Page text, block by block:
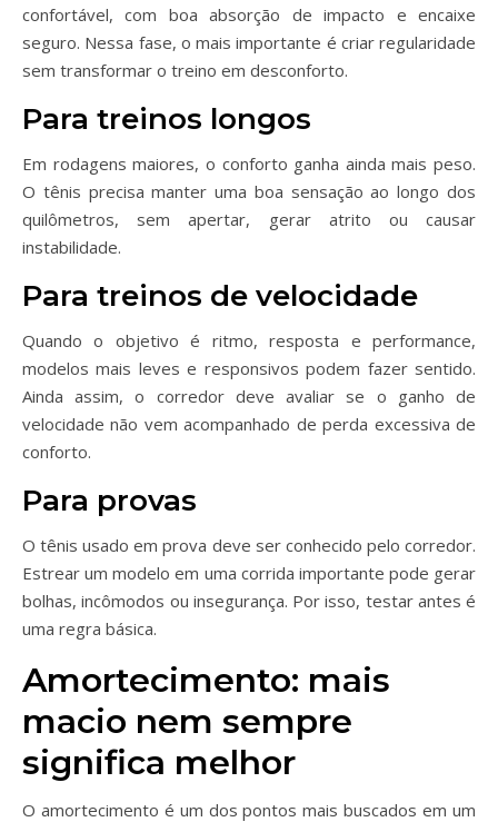
confortável, com boa absorção de impacto e encaixe
seguro. Nessa fase, o mais importante é criar regularidade
sem transformar o treino em desconforto.
Para treinos longos
Em rodagens maiores, o conforto ganha ainda mais peso.
O tênis precisa manter uma boa sensação ao longo dos
quilômetros, sem apertar, gerar atrito ou causar
instabilidade.
Para treinos de velocidade
Quando o objetivo é ritmo, resposta e performance,
modelos mais leves e responsivos podem fazer sentido.
Ainda assim, o corredor deve avaliar se o ganho de
velocidade não vem acompanhado de perda excessiva de
conforto.
Para provas
O tênis usado em prova deve ser conhecido pelo corredor.
Estrear um modelo em uma corrida importante pode gerar
bolhas, incômodos ou insegurança. Por isso, testar antes é
uma regra básica.
Amortecimento: mais
macio nem sempre
significa melhor
O amortecimento é um dos pontos mais buscados em um